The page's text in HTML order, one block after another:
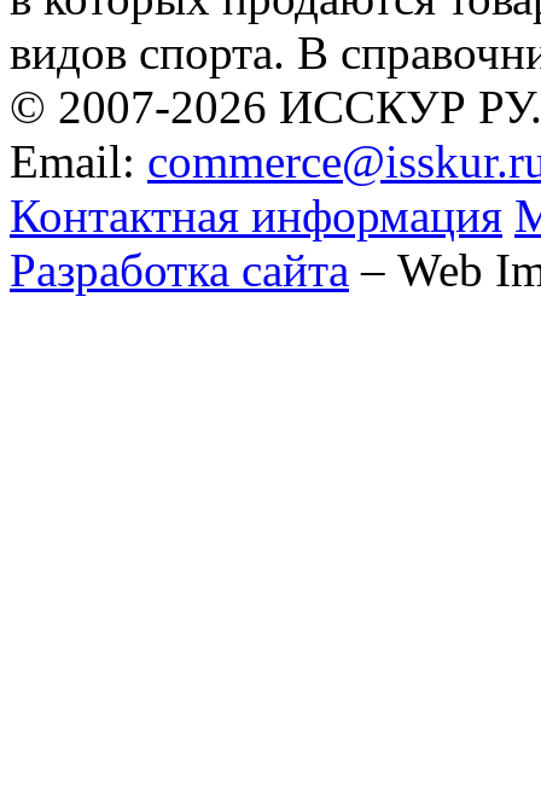
видов спорта. В
© 2007-2026 ИССКУР РУ.
Email:
Контактная информация
Разработка сайта – Web